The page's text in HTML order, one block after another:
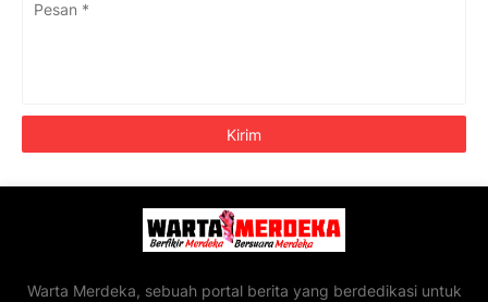
Warta Merdeka, sebuah portal berita yang berdedikasi untuk